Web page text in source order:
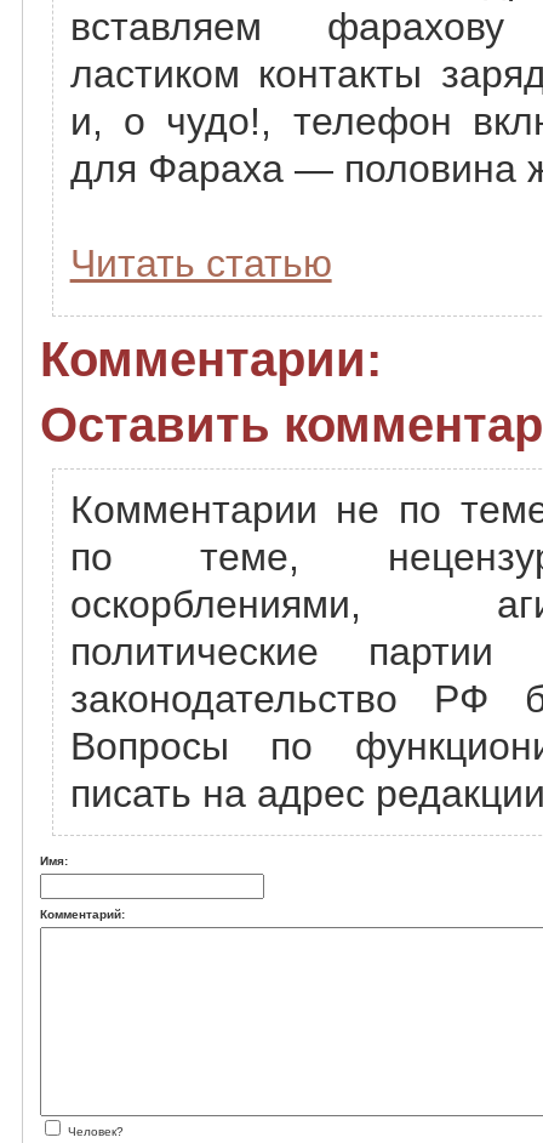
вставляем
ластиком контакты
и, о чудо!, телефон
для Фараха — половина
Читать статью
Комментарии:
Оставить
Комментарии не по
по теме,
оскорблениями,
политические
законодательство РФ
Вопросы по
писать на адрес
Имя:
Комментарий:
Человек?